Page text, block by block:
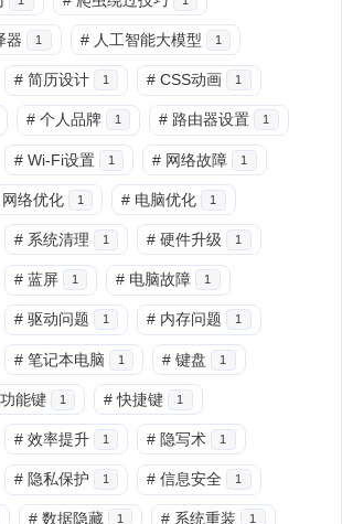
器 1 # 人工智能大模型 1
# 简历设计 1 # CSS动画 1
# 个人品牌 1 # 路由器设置 1
# Wi-Fi设置 1 # 网络故障 1
网络优化 1 # 电脑优化 1
# 系统清理 1 # 硬件升级 1
# 蓝屏 1 # 电脑故障 1
# 驱动问题 1 # 内存问题 1
# 笔记本电脑 1 # 键盘 1
功能键 1 # 快捷键 1
# 效率提升 1 # 隐写术 1
# 隐私保护 1 # 信息安全 1
# 数据隐藏 1 # 系统重装 1